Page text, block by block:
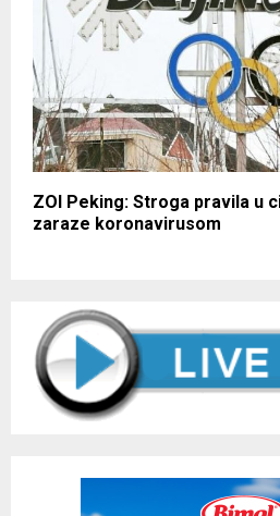
ZOI Peking: Stroga pravila u
zaraze koronavirusom